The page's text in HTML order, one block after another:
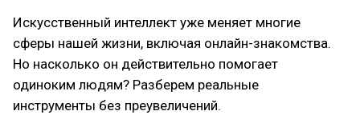
Искусственный интеллект уже меняет многие
сферы нашей жизни, включая онлайн-знакомства.
Но насколько он действительно помогает
одиноким людям? Разберем реальные
инструменты без преувеличений.